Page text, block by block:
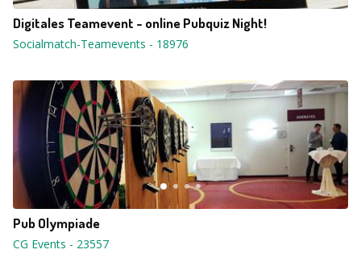
Digitales Teamevent - online Pubquiz Night!
Socialmatch-Teamevents - 18976
Pub Olympiade
CG Events - 23557